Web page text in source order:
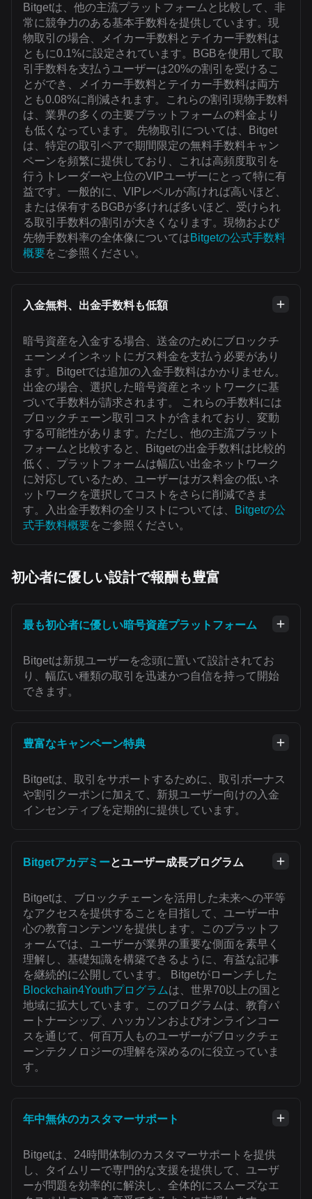
Bitgetは、他の主流プラットフォームと比較して、非
常に競争力のある基本手数料を提供しています。現
物取引の場合、メイカー手数料とテイカー手数料は
ともに0.1%に設定されています。BGBを使用して取
引手数料を支払うユーザーは20%の割引を受けるこ
とができ、メイカー手数料とテイカー手数料は両方
とも0.08%に削減されます。これらの割引現物手数料
は、業界の多くの主要プラットフォームの料金より
も低くなっています。 先物取引については、Bitget
は、特定の取引ペアで期間限定の無料手数料キャン
ペーンを頻繁に提供しており、これは高頻度取引を
行うトレーダーや上位のVIPユーザーにとって特に有
益です。一般的に、VIPレベルが高ければ高いほど、
または保有するBGBが多ければ多いほど、受けられ
る取引手数料の割引が大きくなります。現物および
先物手数料率の全体像についてはBitgetの公式手数料
概要をご参照ください。
入金無料、出金手数料も低額
暗号資産を入金する場合、送金のためにブロックチ
ェーンメインネットにガス料金を支払う必要があり
ます。Bitgetでは追加の入金手数料はかかりません。
出金の場合、選択した暗号資産とネットワークに基
づいて手数料が請求されます。 これらの手数料には
ブロックチェーン取引コストが含まれており、変動
する可能性があります。ただし、他の主流プラット
フォームと比較すると、Bitgetの出金手数料は比較的
低く、プラットフォームは幅広い出金ネットワーク
に対応しているため、ユーザーはガス料金の低いネ
ットワークを選択してコストをさらに削減できま
す。入出金手数料の全リストについては、
Bitgetの公
式手数料概要をご参照ください。
初心者に優しい設計で報酬も豊富
最も初心者に優しい暗号資産プラットフォーム
Bitgetは新規ユーザーを念頭に置いて設計されてお
り、幅広い種類の取引を迅速かつ自信を持って開始
できます。
豊富なキャンペーン特典
Bitgetは、取引をサポートするために、取引ボーナス
や割引クーポンに加えて、新規ユーザー向けの入金
インセンティブを定期的に提供しています。
Bitgetアカデミーとユーザー成長プログラム
Bitgetは、ブロックチェーンを活用した未来への平等
なアクセスを提供することを目指して、ユーザー中
心の教育コンテンツを提供します。このプラットフ
ォームでは、ユーザーが業界の重要な側面を素早く
理解し、基礎知識を構築できるように、有益な記事
を継続的に公開しています。 Bitgetがローンチした
Blockchain4Youthプログラムは、世界70以上の国と
地域に拡大しています。このプログラムは、教育パ
ートナーシップ、ハッカソンおよびオンラインコー
スを通じて、何百万人ものユーザーがブロックチェ
ーンテクノロジーの理解を深めるのに役立っていま
す。
年中無休のカスタマーサポート
Bitgetは、24時間体制のカスタマーサポートを提供
し、タイムリーで専門的な支援を提供して、ユーザ
ーが問題を効率的に解決し、全体的にスムーズなエ